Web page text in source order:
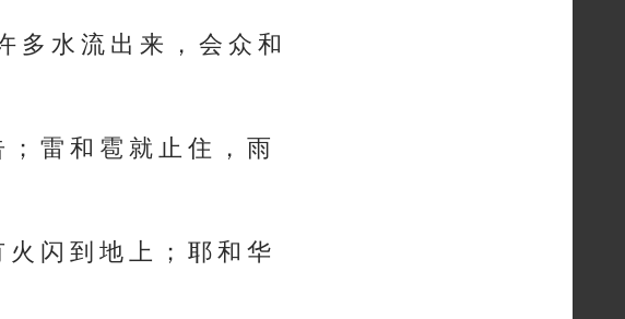
多 水 流 出 来 ， 会 众 和
雷 和 雹 就 止 住 ， 雨
火 闪 到 地 上 ； 耶 和 华